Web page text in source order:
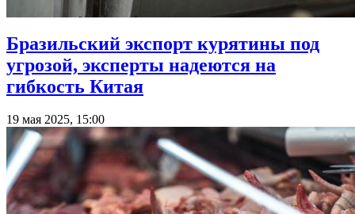
Бразильский экспорт курятины под
угрозой, эксперты надеются на
гибкость Китая
19 мая 2025, 15:00